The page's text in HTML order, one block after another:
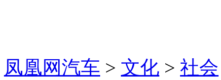
凤凰网汽车 > 文化 > 社会